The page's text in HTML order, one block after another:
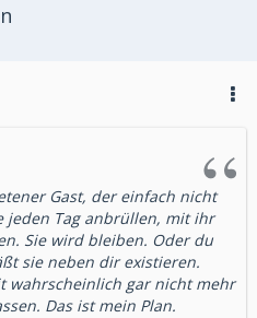
Gast, der einfach nicht
jeden Tag anbrüllen, mit ihr
Sie wird bleiben. Oder du
sie neben dir existieren.
wahrscheinlich gar nicht mehr
Das ist mein Plan.